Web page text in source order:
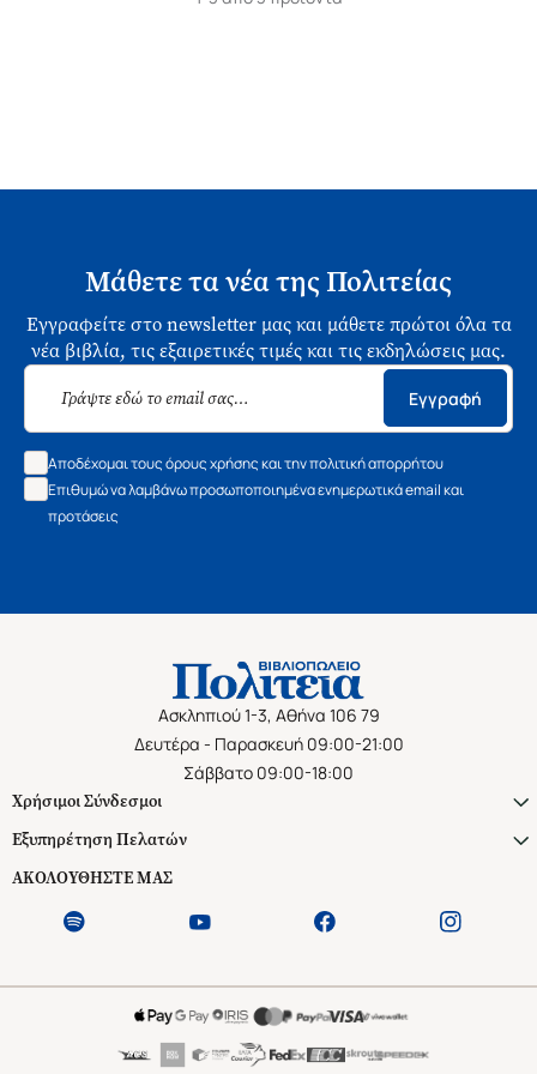
Μάθετε τα νέα της Πολιτείας
Εγγραφείτε στο newsletter μας και μάθετε πρώτοι όλα τα
νέα βιβλία, τις εξαιρετικές τιμές και τις εκδηλώσεις μας.
Εγγραφή
Αποδέχομαι τους όρους χρήσης και την πολιτική απορρήτου
Επιθυμώ να λαμβάνω προσωποποιημένα ενημερωτικά email και
προτάσεις
Ασκληπιού 1-3, Αθήνα 106 79
Δευτέρα - Παρασκευή 09:00-21:00
Σάββατο 09:00-18:00
Χρήσιμοι Σύνδεσμοι
Εξυπηρέτηση Πελατών
ΑΚΟΛΟΥΘΗΣΤΕ ΜΑΣ